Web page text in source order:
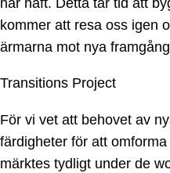
har haft. Detta tar tid att
kommer att resa oss igen
ärmarna mot nya
Transitions Project
För vi vet att behovet av
färdigheter för att
märktes tydligt under de